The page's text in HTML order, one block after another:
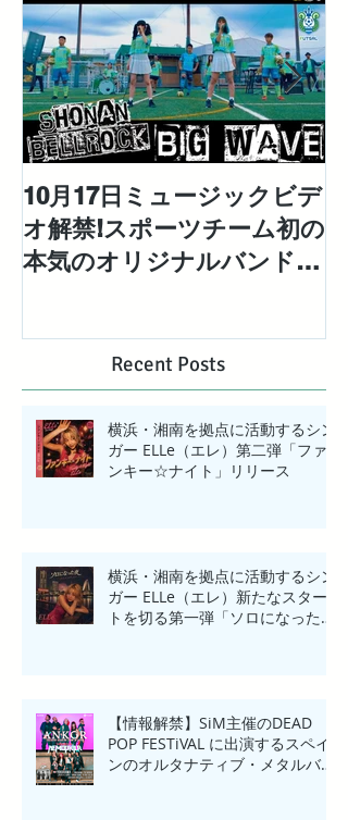
10月17日ミュージックビデ
オ解禁!スポーツチーム初の
本気のオリジナルバンドと
【BIG WAVE】MV解禁!
Recent Posts
横浜・湘南を拠点に活動するシン
ガー ELLe（エレ）第二弾「ファ
ンキー☆ナイト」リリース
横浜・湘南を拠点に活動するシン
ガー ELLe（エレ）新たなスター
トを切る第一弾「ソロになった
【情報解禁】SiM主催のDEAD
POP FESTiVAL に出演するスペイ
ンのオルタナティブ・メタルバン